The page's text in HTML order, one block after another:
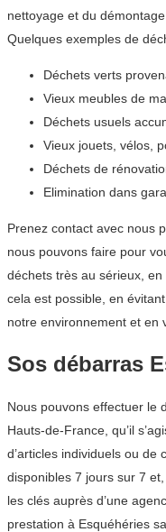
nettoyage et du
Quelques exemples de
Déchets verts
Vieux meubles de
Déchets usuels
Vieux jouets, vélos,
Déchets de
Elimination dans
Prenez contact avec nous
nous pouvons faire pour
déchets très au sérieux,
cela est possible, en
notre environnement et en
Sos débarras
Nous pouvons effectuer le
Hauts-de-France, qu’il
d’articles individuels ou de
disponibles 7 jours sur 7
les clés auprès d’une
prestation à Esquéhéries